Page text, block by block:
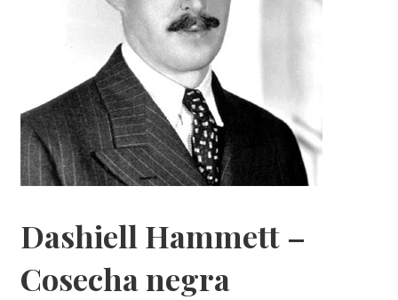
Dashiell Hammett –
Cosecha negra